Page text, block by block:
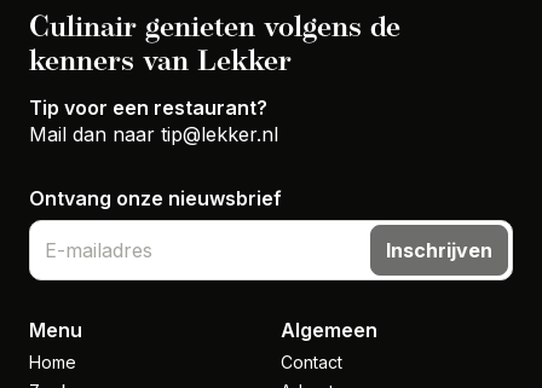
Culinair genieten volgens de
kenners van Lekker
Tip voor een restaurant?
Mail dan naar tip@lekker.nl
Ontvang onze nieuwsbrief
Inschrijven
Menu
Home
Algemeen
Contact